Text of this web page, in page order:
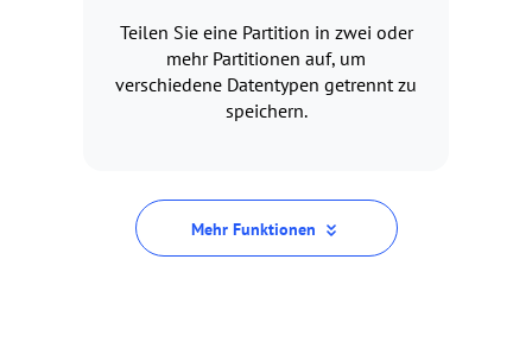
Teilen Sie eine Partition in zwei oder
mehr Partitionen auf, um
verschiedene Datentypen getrennt zu
speichern.
Mehr Funktionen